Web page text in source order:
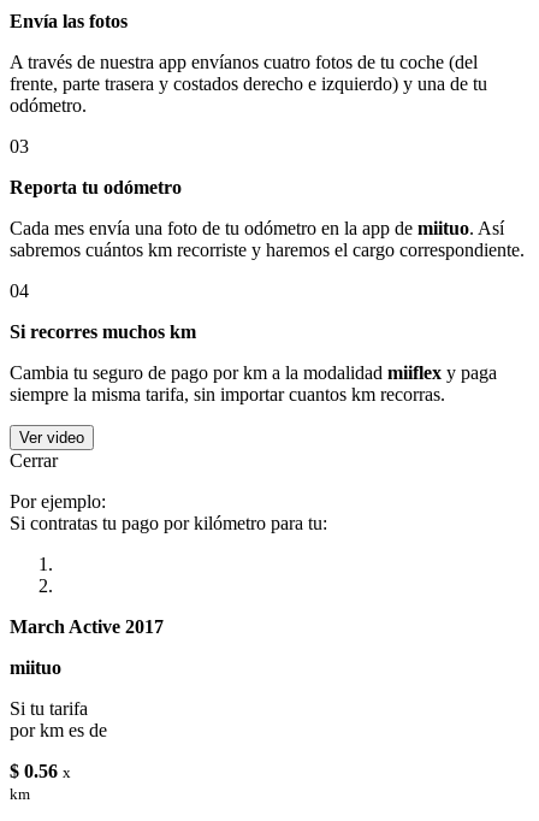
Envía las fotos
A través de nuestra app envíanos cuatro fotos de tu coche (del
frente, parte trasera y costados derecho e izquierdo) y una de tu
odómetro.
03
Reporta tu odómetro
Cada mes envía una foto de tu odómetro en la app de miituo. Así
sabremos cuántos km recorriste y haremos el cargo correspondiente.
04
Si recorres muchos km
Cambia tu seguro de pago por km a la modalidad miiflex y paga
siempre la misma tarifa, sin importar cuantos km recorras.
Ver video
Cerrar
Por ejemplo:
Si contratas tu pago por kilómetro para tu:
March Active 2017
miituo
Si tu tarifa
por km es de
$ 0.56 x
km